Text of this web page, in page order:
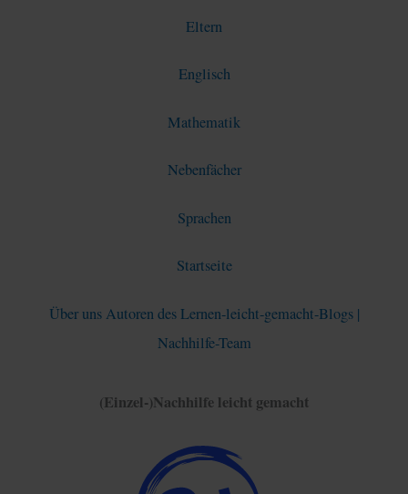
Eltern
Englisch
Mathematik
Nebenfächer
Sprachen
Startseite
Über uns Autoren des Lernen-leicht-gemacht-Blogs |
Nachhilfe-Team
(Einzel-)Nachhilfe leicht gemacht